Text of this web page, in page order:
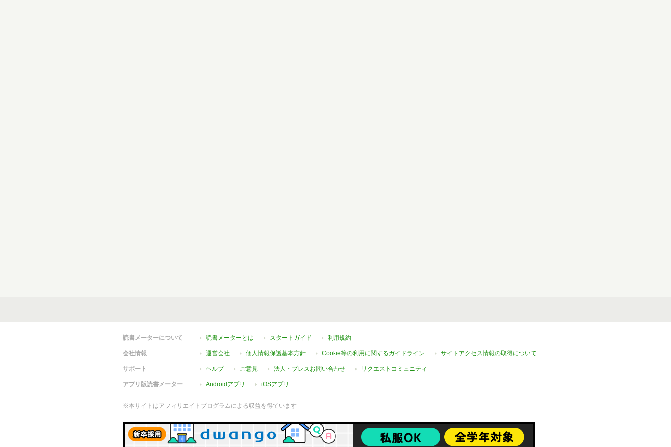
読書メーターについて 読書メーターとは スタートガイド 利用規約
会社情報 運営会社 個人情報保護基本方針 Cookie等の利用に関するガイドライン サイトアクセス情報の取得について
サポート ヘルプ ご意見 法人・プレスお問い合わせ リクエストコミュニティ
アプリ版読書メーター Androidアプリ iOSアプリ
※本サイトはアフィリエイトプログラムによる収益を得ています